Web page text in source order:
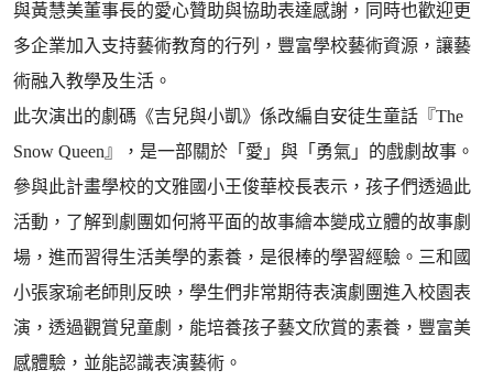
與黃慧美董事長的愛心贊助與協助表達感謝，同時也歡迎更
多企業加入支持藝術教育的行列，豐富學校藝術資源，讓藝
術融入教學及生活。
此次演出的劇碼《吉兒與小凱》係改編自安徒生童話『The
Snow Queen』，是一部關於「愛」與「勇氣」的戲劇故事。
參與此計畫學校的文雅國小王俊華校長表示，孩子們透過此
活動，了解到劇團如何將平面的故事繪本變成立體的故事劇
場，進而習得生活美學的素養，是很棒的學習經驗。三和國
小張家瑜老師則反映，學生們非常期待表演劇團進入校園表
演，透過觀賞兒童劇，能培養孩子藝文欣賞的素養，豐富美
感體驗，並能認識表演藝術。